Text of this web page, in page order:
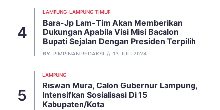
LAMPUNG LAMPUNG TIMUR
Bara-Jp Lam-Tim Akan Memberikan
Dukungan Apabila Visi Misi Bacalon
Bupati Sejalan Dengan Presiden Terpilih
BY PIMPINAN REDAKSI 13 JULI 2024
LAMPUNG
Riswan Mura, Calon Gubernur Lampung,
Intensifkan Sosialisasi Di 15
Kabupaten/Kota